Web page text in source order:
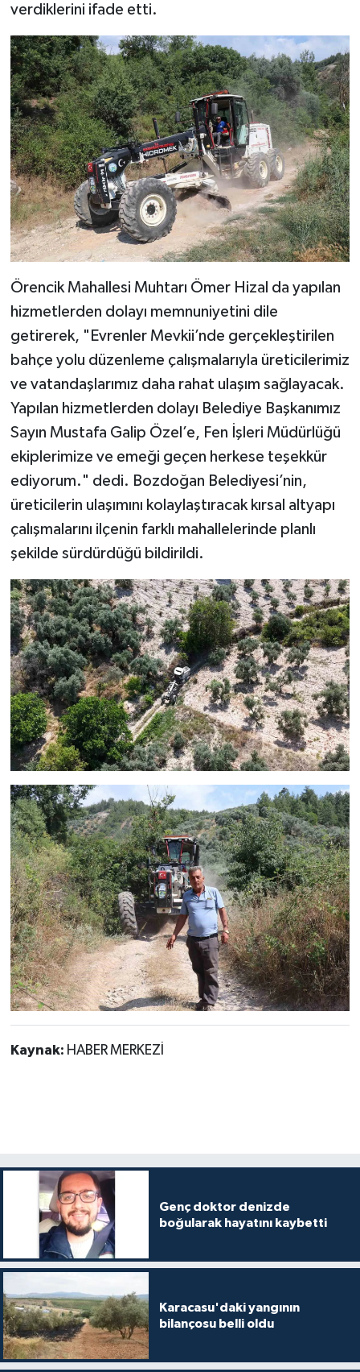
verdiklerini ifade etti.
Örencik Mahallesi Muhtarı Ömer Hizal da yapılan
hizmetlerden dolayı memnuniyetini dile
getirerek, "Evrenler Mevkii’nde gerçekleştirilen
bahçe yolu düzenleme çalışmalarıyla üreticilerimiz
ve vatandaşlarımız daha rahat ulaşım sağlayacak.
Yapılan hizmetlerden dolayı Belediye Başkanımız
Sayın Mustafa Galip Özel’e, Fen İşleri Müdürlüğü
ekiplerimize ve emeği geçen herkese teşekkür
ediyorum." dedi. Bozdoğan Belediyesi’nin,
üreticilerin ulaşımını kolaylaştıracak kırsal altyapı
çalışmalarını ilçenin farklı mahallelerinde planlı
şekilde sürdürdüğü bildirildi.
Kaynak: HABER MERKEZİ
Genç doktor denizde
boğularak hayatını kaybetti
Karacasu'daki yangının
bilançosu belli oldu